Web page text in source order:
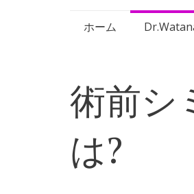
Skip to content
ホーム
術前シ
は?